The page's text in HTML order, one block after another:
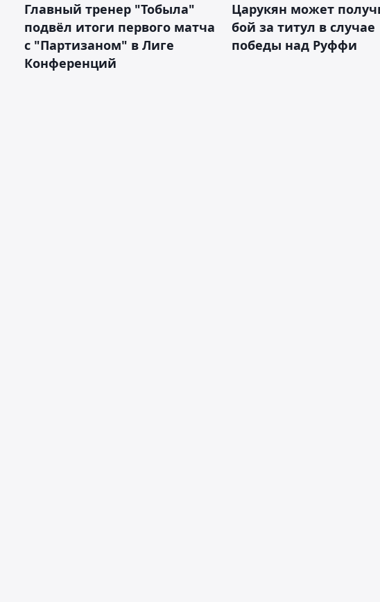
Главный тренер "Тобыла"
подвёл итоги первого матча
с "Партизаном" в Лиге
Конференций
Царукян может
бой за титул в случае
победы над Руффи